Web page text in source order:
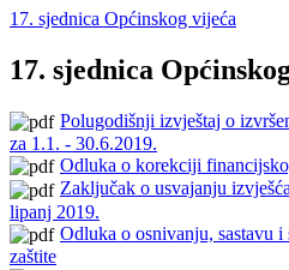
17. sjednica Općinskog vijeća
17. sjednica
Polugodišnji izvještaj o
za 1.1. - 30.6.2019.
Odluka o korekciji
Zaključak o usvajanju
lipanj 2019.
Odluka o osnivanju, sastavu
zaštite